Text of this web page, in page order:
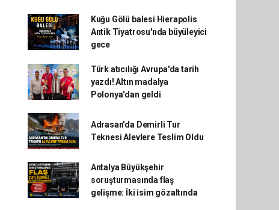
Kuğu Gölü balesi Hierapolis
Antik Tiyatrosu'nda büyüleyici
gece
Türk atıcılığı Avrupa'da tarih
yazdı! Altın madalya
Polonya'dan geldi
Adrasan'da Demirli Tur
Teknesi Alevlere Teslim Oldu
Antalya Büyükşehir
soruşturmasında flaş
gelişme: İki isim gözaltında